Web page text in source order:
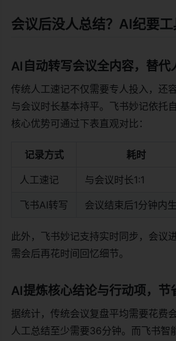
会议后没人总结？AI纪要工
AI自动转写会议全内容，替代
传统人工速记不仅需要专人投入，还
与会议时长基本持平。飞书妙记依托
核心优势可通过下表直观对比：
记录方式 耗时
人工速记 与会议时长1:1
飞书AI转写 会议结束后1分钟内
此外，飞书妙记支持实时同步，会议
需会后再花时间回忆细节。
AI提炼核心结论与行动项，节
据统计，传统会议复盘平均需要花费
人工总结至少需要36分钟。而飞书